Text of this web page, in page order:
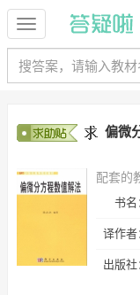
偏微
配套的
书名
译作者
出版社